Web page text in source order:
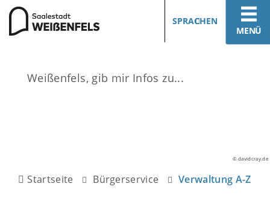
MENÜ
SPRACHEN
© davidcray.de
Startseite Bürgerservice Verwaltung A-Z